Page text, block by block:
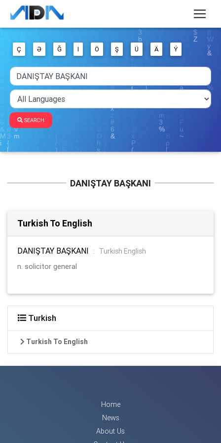
Ç Ə Ğ I Ö Ş Ü Ä Ý
SEARCH
DANIŞTAY BAŞKANI
Turkish To English
DANIŞTAY BAŞKANI :
Turkish English
n. solicitor general
Turkish
Turkish To English
Home
News
About Us